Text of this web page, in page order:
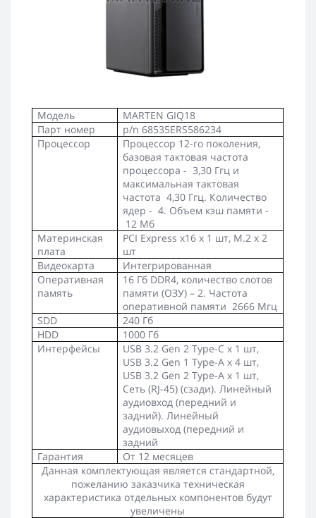
Модель
МARTEN GIQ18
Парт номер
p/n 68535ERS586234
Процессор
Процессор 12-го поколения,
базовая тактовая частота
процессора - 3,30 Ггц и
максимальная тактовая
частота 4,30 Ггц. Количество
ядер - 4. Объем кэш памяти -
12 Mб
Материнская
плата
PCI Express x16х 1 шт, M.2 х 2
шт
Видеокарта
Интегрированная
Оперативная
память
16 Гб DDR4, количество слотов
памяти (ОЗУ) – 2. Частота
оперативной памяти 2666 Мгц
SDD
240 Гб
HDD
1000 Гб
Интерфейсы
USB 3.2 Gen 2 Type-Cх 1 шт,
USB 3.2 Gen 1 Type-Aх 4 шт,
USB 3.2 Gen 2 Type-Aх 1 шт,
Сеть (RJ-45) (сзади).Линейный
аудиовход (передний и
задний). Линейный
аудиовыход (передний и
задний
Гарантия
От 12 месяцев
Данная комплектующая является стандартной,
пожеланию заказчика техническая
характеристика отдельных компонентов будут
увеличены